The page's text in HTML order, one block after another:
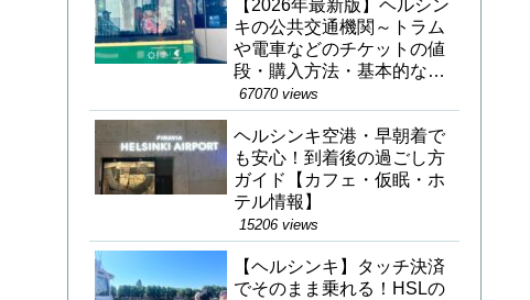
【2026年最新版】ヘルシン
キの公共交通機関～トラム
や電車などのチケットの値
段・購入方法・基本的な乗
り方～
67070 views
ヘルシンキ空港・早朝着で
も安心！到着後の過ごし方
ガイド【カフェ・仮眠・ホ
テル情報】
15206 views
【ヘルシンキ】タッチ決済
でそのまま乗れる！HSLの